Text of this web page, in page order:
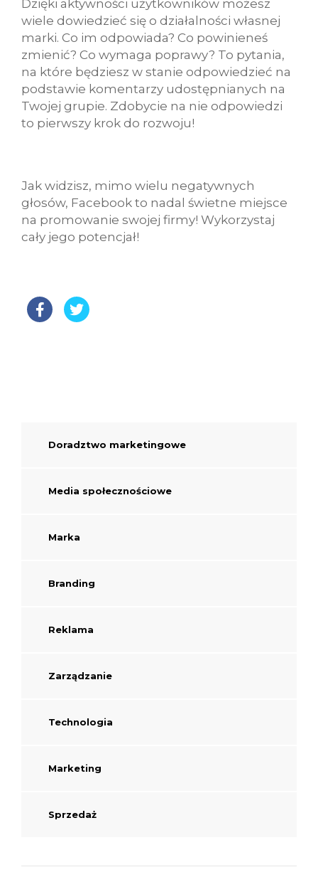
Dzięki aktywności użytkowników możesz
wiele dowiedzieć się o działalności własnej
marki. Co im odpowiada? Co powinieneś
zmienić? Co wymaga poprawy? To pytania,
na które będziesz w stanie odpowiedzieć na
podstawie komentarzy udostępnianych na
Twojej grupie. Zdobycie na nie odpowiedzi
to pierwszy krok do rozwoju!
Jak widzisz, mimo wielu negatywnych
głosów, Facebook to nadal świetne miejsce
na promowanie swojej firmy! Wykorzystaj
cały jego potencjał!
Doradztwo marketingowe
Media społecznościowe
Marka
Branding
Reklama
Zarządzanie
Technologia
Marketing
Sprzedaż